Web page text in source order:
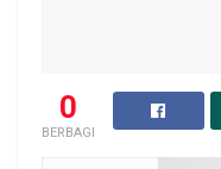
0
BERBAGI